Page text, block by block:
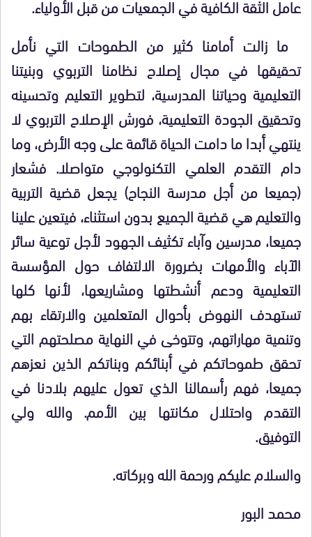
عامل الثقة الكافية في الجمعيات من قبل الأولياء.
ما زالت أمامنا كثير من الطموحات التي نأمل
تحقيقها في مجال إصلاح نظامنا التربوي وبنيتنا
التعليمية وحياتنا المدرسية، لتطوير التعليم وتحسينه
وتحقيق الجودة التعليمية، فورش الإصلاح التربوي لا
ينتهي أبدا ما دامت الحياة قائمة على وجه الأرض، وما
دام التقدم العلمي التكنولوجي متواصلا. فشعار
(جميعا من أجل مدرسة النجاح) يجعل قضية التربية
والتعليم هي قضية الجميع بدون استثناء، فيتعين علينا
جميعا، مدرسين وآباء تكثيف الجهود لأجل توعية سائر
الآباء والأمهات بضرورة الالتفاف حول المؤسسة
التعليمية ودعم أنشطتها ومشاريعها، لأنها كلها
تستهدف النهوض بأحوال المتعلمين والارتقاء بهم
وتنمية مهاراتهم، وتتوخى في النهاية مصلحتهم التي
تحقق طموحاتكم في أبنائكم وبناتكم الذين نعزهم
جميعا، فهم رأسمالنا الذي تعول عليهم بلادنا في
التقدم واحتلال مكانتها بين الأمم. والله ولي
التوفيق.
والسلام عليكم ورحمة الله وبركاته.
محمد البور